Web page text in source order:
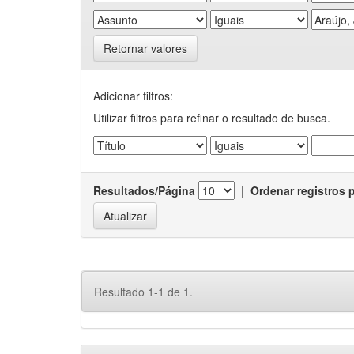
Retornar valores
Adicionar filtros:
Utilizar filtros para refinar o resultado de busca.
Resultados/Página | Ordenar registros
Resultado 1-1 de 1.